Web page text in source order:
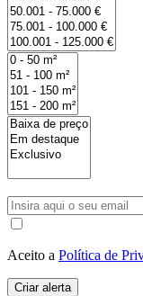
Aceito a Política de